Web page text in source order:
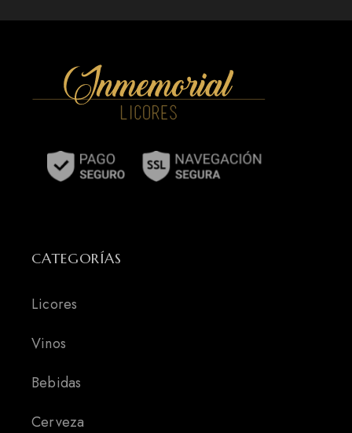
CATEGORÍAS
Licores
Vinos
Bebidas
Cerveza